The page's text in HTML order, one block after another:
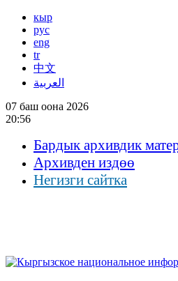
кыр
рус
eng
tr
中文
العربية
07 баш оона 2026
20:56
Бардык архивдик
Архивден издөө
Негизги сайтка